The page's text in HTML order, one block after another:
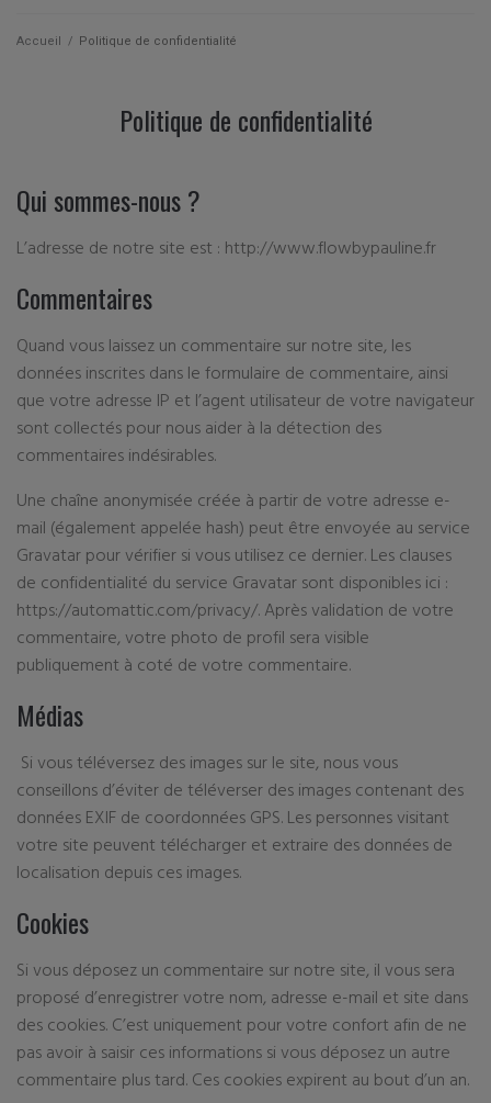
Les accessoires
Accueil / Politique de confidentialité
Politique de confidentialité
Qui sommes-nous ?
L’adresse de notre site est : http://www.flowbypauline.fr
Commentaires
Quand vous laissez un commentaire sur notre site, les
données inscrites dans le formulaire de commentaire, ainsi
que votre adresse IP et l’agent utilisateur de votre navigateur
sont collectés pour nous aider à la détection des
commentaires indésirables.
Une chaîne anonymisée créée à partir de votre adresse e-
mail (également appelée hash) peut être envoyée au service
Gravatar pour vérifier si vous utilisez ce dernier. Les clauses
de confidentialité du service Gravatar sont disponibles ici :
https://automattic.com/privacy/. Après validation de votre
commentaire, votre photo de profil sera visible
publiquement à coté de votre commentaire.
Médias
Si vous téléversez des images sur le site, nous vous
conseillons d’éviter de téléverser des images contenant des
données EXIF de coordonnées GPS. Les personnes visitant
votre site peuvent télécharger et extraire des données de
localisation depuis ces images.
Cookies
Si vous déposez un commentaire sur notre site, il vous sera
proposé d’enregistrer votre nom, adresse e-mail et site dans
des cookies. C’est uniquement pour votre confort afin de ne
pas avoir à saisir ces informations si vous déposez un autre
commentaire plus tard. Ces cookies expirent au bout d’un an.